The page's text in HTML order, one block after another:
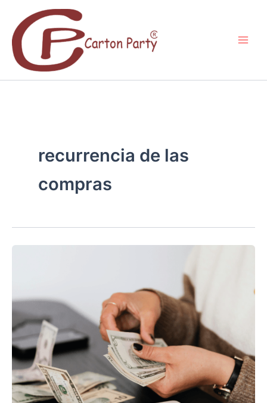
contenido
recurrencia de las
compras
TUS
VENTAS
EN
COMIDA
RÁPIDA
Y